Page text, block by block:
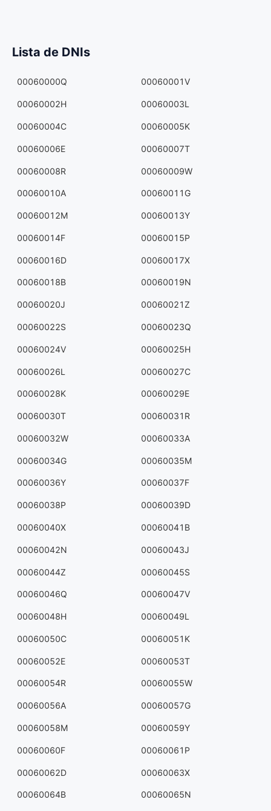
Lista de DNIs
00060000Q 00060001V
00060002H 00060003L
00060004C 00060005K
00060006E 00060007T
00060008R 00060009W
00060010A 00060011G
00060012M 00060013Y
00060014F 00060015P
00060016D 00060017X
00060018B 00060019N
00060020J 00060021Z
00060022S 00060023Q
00060024V 00060025H
00060026L 00060027C
00060028K 00060029E
00060030T 00060031R
00060032W 00060033A
00060034G 00060035M
00060036Y 00060037F
00060038P 00060039D
00060040X 00060041B
00060042N 00060043J
00060044Z 00060045S
00060046Q 00060047V
00060048H 00060049L
00060050C 00060051K
00060052E 00060053T
00060054R 00060055W
00060056A 00060057G
00060058M 00060059Y
00060060F 00060061P
00060062D 00060063X
00060064B 00060065N